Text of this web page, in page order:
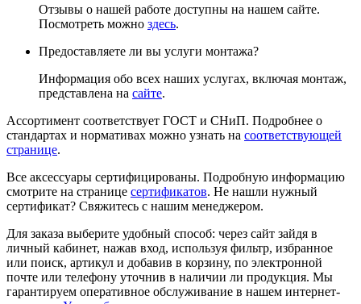
Отзывы о нашей работе доступны на нашем сайте.
Посмотреть можно здесь.
Предоставляете ли вы услуги монтажа?
Информация обо всех наших услугах, включая монтаж,
представлена на сайте.
Ассортимент соответствует ГОСТ и СНиП. Подробнее о
стандартах и нормативах можно узнать на соответствующей
странице.
Все аксессуары сертифицированы. Подробную информацию
смотрите на странице сертификатов. Не нашли нужный
сертификат? Свяжитесь с нашим менеджером.
Для заказа выберите удобный способ: через сайт зайдя в
личный кабинет, нажав вход, используя фильтр, избранное
или поиск, артикул и добавив в корзину, по электронной
почте или телефону уточнив в наличии ли продукция. Мы
гарантируем оперативное обслуживание в нашем интернет-